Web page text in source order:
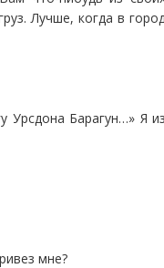
Лучше, когда в
Урсдона Барагун…» Я
мне?